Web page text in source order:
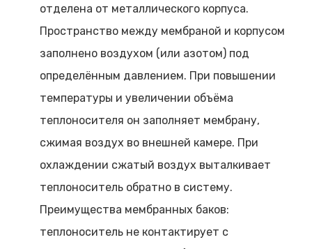
отделена от металлического корпуса.
Пространство между мембраной и корпусом
заполнено воздухом (или азотом) под
определённым давлением. При повышении
температуры и увеличении объёма
теплоносителя он заполняет мембрану,
сжимая воздух во внешней камере. При
охлаждении сжатый воздух выталкивает
теплоноситель обратно в систему.
Преимущества мембранных баков:
теплоноситель не контактирует с